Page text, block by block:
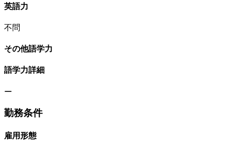
英語力
不問
その他語学力
語学力詳細
ー
勤務条件
雇用形態